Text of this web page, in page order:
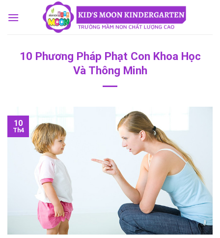
10 Phương Pháp Phạt Con Khoa Học
Và Thông Minh
10
Th4